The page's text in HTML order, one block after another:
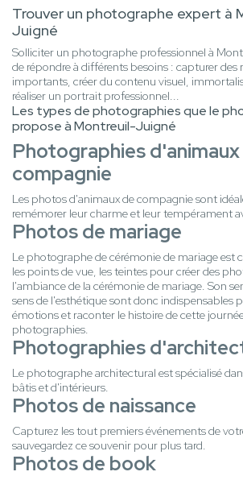
Trouver un photographe expert à
Juigné
Solliciter un photographe professionnel à
de répondre à différents besoins : capturer
importants, créer du contenu visuel,
réaliser un portrait professionnel...
Les types de photographies que le
propose à Montreuil-Juigné
Photographies
compagnie
Les photos d'animaux de compagnie sont
remémorer leur charme et leur tempérament
Photos de mariage
Le photographe de cérémonie de mariage est
les points de vue, les teintes pour créer des
l'ambiance de la cérémonie de mariage. Son
sens de l'esthétique sont donc indispensables
émotions et raconter le histoire de cette
photographies.
Photographies
Le photographe architectural est spécialisé
bâtis et d'intérieurs.
Photos de naissance
Capturez les tout premiers événements de
sauvegardez ce souvenir pour plus tard.
Photos de book